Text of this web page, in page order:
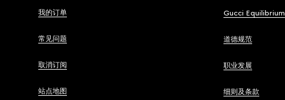
我的订单
常见问题
取消订阅
站点地图
Gucci Equilibrium
道德规范
职业发展
细则及条款